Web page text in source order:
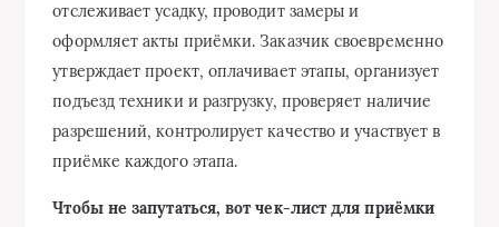
отслеживает усадку, проводит замеры и
оформляет акты приёмки. Заказчик своевременно
утверждает проект, оплачивает этапы, организует
подъезд техники и разгрузку, проверяет наличие
разрешений, контролирует качество и участвует в
приёмке каждого этапа.
Чтобы не запутаться, вот чек-лист для приёмки